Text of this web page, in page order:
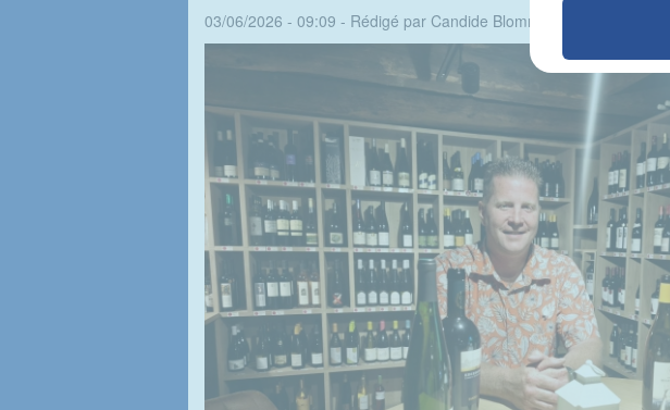
03/06/2026 - 09:09 - Rédigé par Candide Blomme